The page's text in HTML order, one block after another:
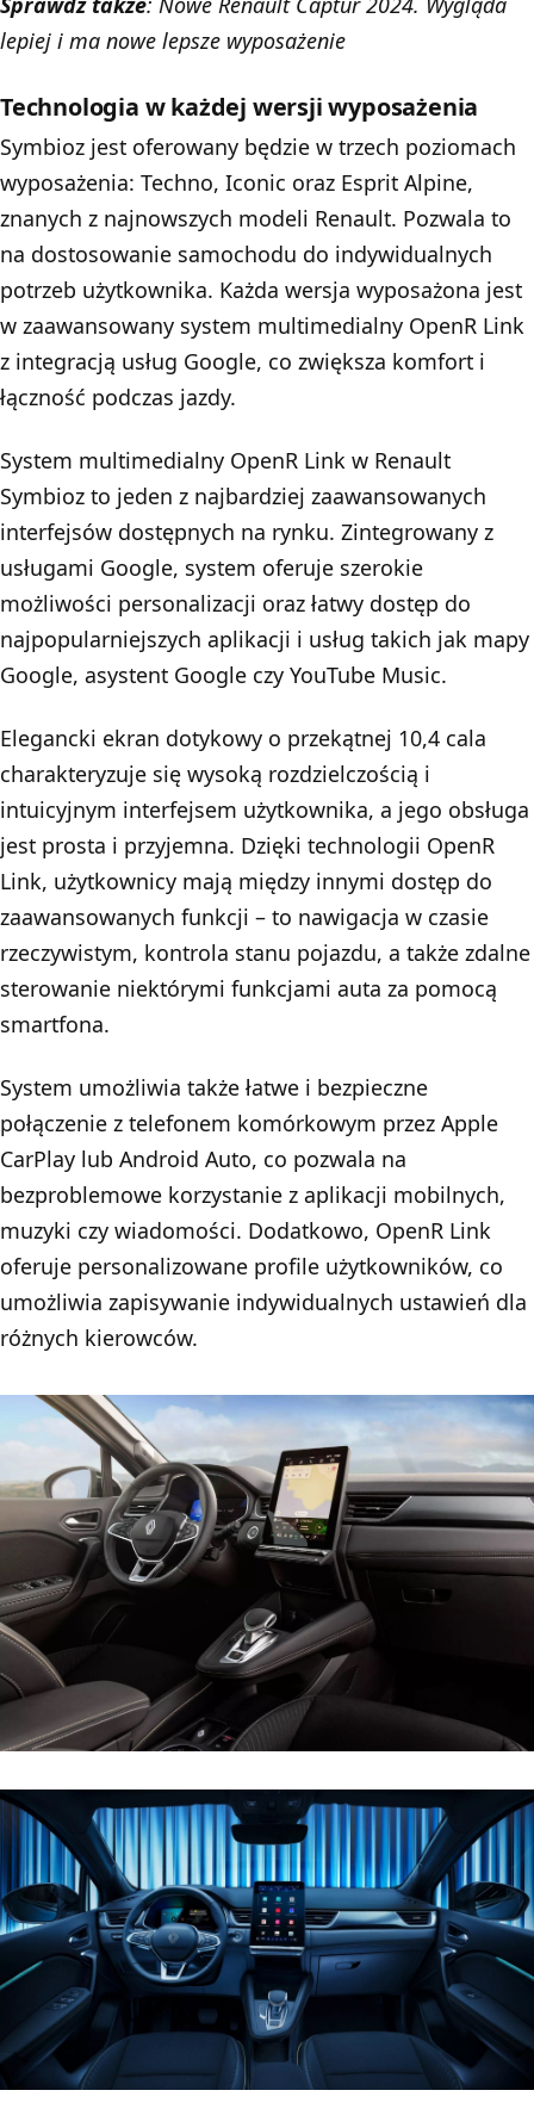
lepiej i ma nowe lepsze wyposażenie
Technologia w każdej wersji wyposażenia
Symbioz jest oferowany będzie w trzech poziomach
wyposażenia: Techno, Iconic oraz Esprit Alpine,
znanych z najnowszych modeli Renault. Pozwala to
na dostosowanie samochodu do indywidualnych
potrzeb użytkownika. Każda wersja wyposażona jest
w zaawansowany system multimedialny OpenR Link
z integracją usług Google, co zwiększa komfort i
łączność podczas jazdy.
System multimedialny OpenR Link w Renault
Symbioz to jeden z najbardziej zaawansowanych
interfejsów dostępnych na rynku. Zintegrowany z
usługami Google, system oferuje szerokie
możliwości personalizacji oraz łatwy dostęp do
najpopularniejszych aplikacji i usług takich jak mapy
Google, asystent Google czy YouTube Music.
Elegancki ekran dotykowy o przekątnej 10,4 cala
charakteryzuje się wysoką rozdzielczością i
intuicyjnym interfejsem użytkownika, a jego obsługa
jest prosta i przyjemna. Dzięki technologii OpenR
Link, użytkownicy mają między innymi dostęp do
zaawansowanych funkcji – to nawigacja w czasie
rzeczywistym, kontrola stanu pojazdu, a także zdalne
sterowanie niektórymi funkcjami auta za pomocą
smartfona.
System umożliwia także łatwe i bezpieczne
połączenie z telefonem komórkowym przez Apple
CarPlay lub Android Auto, co pozwala na
bezproblemowe korzystanie z aplikacji mobilnych,
muzyki czy wiadomości. Dodatkowo, OpenR Link
oferuje personalizowane profile użytkowników, co
umożliwia zapisywanie indywidualnych ustawień dla
różnych kierowców.